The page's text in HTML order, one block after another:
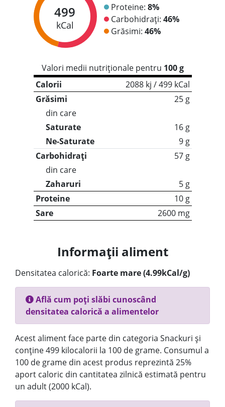
499
kCal
Proteine: 8%
Carbohidrați: 46%
Grăsimi: 46%
Valori medii nutriționale pentru 100 g
Calorii
2088 kj / 499 kCal
Grăsimi
25 g
din care
Saturate
16 g
Ne-Saturate
9 g
Carbohidrați
57 g
din care
Zaharuri
5 g
Proteine
10 g
Sare
2600 mg
Informații aliment
Densitatea calorică: Foarte mare (4.99kCal/g)
Află cum poți slăbi cunoscând
densitatea calorică a alimentelor
Acest aliment face parte din categoria Snackuri și
conține 499 kilocalorii la 100 de grame. Consumul a
100 de grame din acest produs reprezintă 25%
aport caloric din cantitatea zilnică estimată pentru
un adult (2000 kCal).